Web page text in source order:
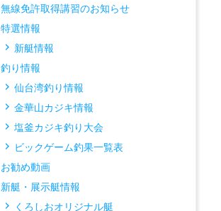
無線免許取得講習のお知らせ
特選情報
新艇情報
釣り情報
仙台湾釣り情報
金華山カジキ情報
塩釜カジキ釣り大会
ビックゲーム釣果一覧表
お勧め動画
新艇・展示艇情報
くろしおオリジナル艇